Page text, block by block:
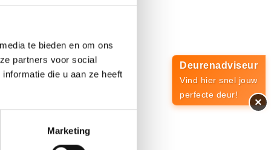
te bieden en om ons
partners voor social
die u aan ze heeft
Marketing
Deurenadviseur
Vind hier snel jouw
perfecte deur!
×